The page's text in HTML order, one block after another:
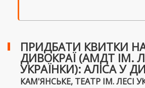
ПРИДБАТИ КВИТКИ
ДИВОКРАЇ (АМДТ ІМ.
УКРАЇНКИ): АЛІСА У
КАМ'ЯНСЬКЕ, ТЕАТР ІМ. ЛЕСІ